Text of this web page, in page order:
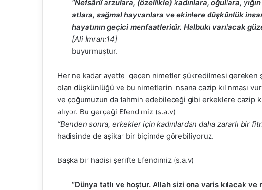
“Nefsânî arzulara, (özellikle) kadınlara, oğullara,
atlara, sağmal hayvanlara ve ekinlere düşkünlük
hayatının geçici menfaatleridir. Halbuki varılacak güzel
[Ali İmran:14]
buyurmuştur.
Her ne kadar ayette geçen nimetler şükredilmesi gereken
olan düşkünlüğü ve bu nimetlerin insana cazip kılınması
ve çoğumuzun da tahmin edebileceği gibi erkeklere cazip
alıyor. Bu gerçeği Efendimiz (s.a.v)
“Benden sonra, erkekler için kadınlardan daha zararlı bir
hadisinde de aşikar bir biçimde görebiliyoruz.
Başka bir hadisi şerifte Efendimiz (s.a.v)
“Dünya tatlı ve hoştur. Allah sizi ona varis kılacak ve